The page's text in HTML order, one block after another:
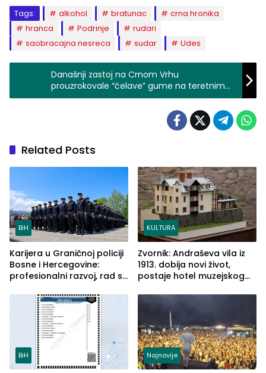
Tags: alkohol bratunac
crna hronika
hranca
Podrinje
rudari
saobracajna nesreca
sudar Udes
Današnji zastoj na Crnom Vrhu
prouzrokovale “ćelave” gume na teretnim
vozilima (FOTO+VIDEO)
Related Posts
BiH
Karijera u Graničnoj policiji
Bosne i Hercegovine:
profesionalni razvoj, rad sa
služba građanima
KULTURA
Zvornik: Andraševa vila iz
1913. dobija novi život,
postaje hotel muzejskog
BiH Najnovije